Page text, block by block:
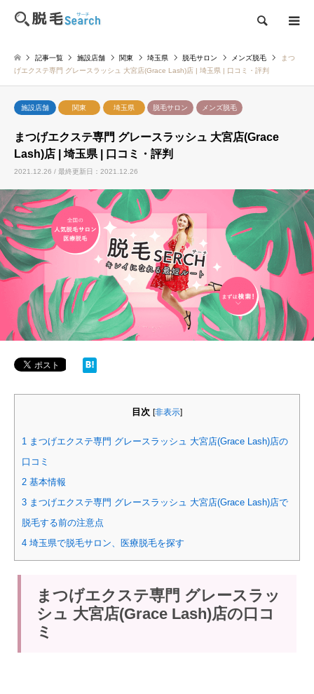
検索
記事一覧 施設店舗 関東 埼玉県 脱毛サロン メンズ脱毛
まつ
げエクステ専門 グレースラッシュ 大宮店(Grace Lash)店 | 埼玉県 | 口コミ・評判
施設店舗 関東 埼玉県 脱毛サロン メンズ脱毛
まつげエクステ専門 グレースラッシュ 大宮店(Grace
Lash)店 | 埼玉県 | 口コミ・評判
2021.12.26 / 最終更新日：2021.12.26
目次 [非表示]
1 まつげエクステ専門 グレースラッシュ 大宮店(Grace Lash)店の
口コミ
2 基本情報
3 まつげエクステ専門 グレースラッシュ 大宮店(Grace Lash)店で
脱毛する前の注意点
4 埼玉県で脱毛サロン、医療脱毛を探す
まつげエクステ専門 グレースラッ
シュ 大宮店(Grace Lash)店の口コ
ミ